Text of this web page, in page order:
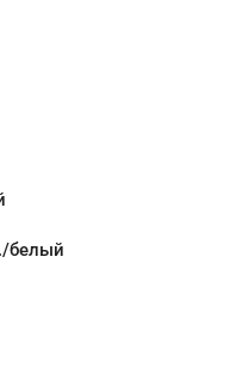
белый